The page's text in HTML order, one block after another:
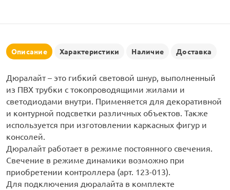
Описание Характеристики Наличие Доставка
Дюралайт – это гибкий световой шнур, выполненный
из ПВХ трубки с токопроводящими жилами и
светодиодами внутри. Применяется для декоративной
и контурной подсветки различных объектов. Также
используется при изготовлении каркасных фигур и
консолей.
Дюралайт работает в режиме постоянного свечения.
Свечение в режиме динамики возможно при
приобретении контроллера (арт. 123-013).
Для подключения дюралайта в комплекте